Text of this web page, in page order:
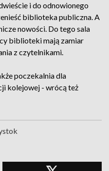
i do odnowionego
biblioteka publiczna. A
nowości. Do tego sala
biblioteki mają zamiar
z czytelnikami.
poczekalnia dla
kolejowej - wrócą też